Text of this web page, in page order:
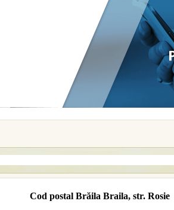
Cod postal Brăila Braila, str. Rosie